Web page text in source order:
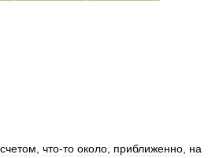
счетом что-то около приближенно на